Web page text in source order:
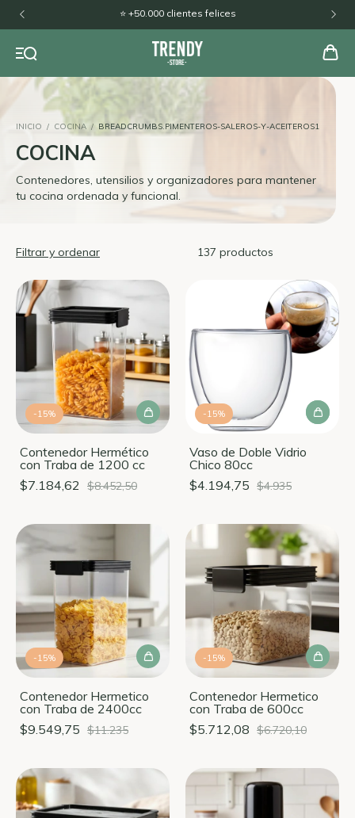
🚚 Envíos a todo el país
INICIO / COCINA / BREADCRUMBS.PIMENTEROS-SALEROS-Y-ACEITEROS1
COCINA
Contenedores, utensilios y organizadores para mantener
tu cocina ordenada y funcional.
Filtrar y ordenar 137 productos
-15%
Contenedor Hermético
con Traba de 1200 cc
$7.184,62
$8.452,50
-15%
Vaso de Doble Vidrio
Chico 80cc
$4.194,75 $4.935
-15%
Contenedor Hermetico
con Traba de 2400cc
$9.549,75 $11.235
-15%
Contenedor Hermetico
con Traba de 600cc
$5.712,08 $6.720,10